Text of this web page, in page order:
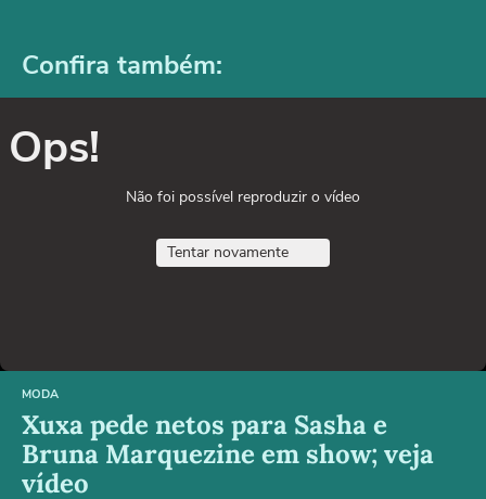
Confira também:
Ops!
Não foi possível reproduzir o vídeo
Tentar novamente
MODA
Xuxa pede netos para Sasha e
Bruna Marquezine em show; veja
vídeo